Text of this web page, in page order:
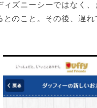
ズニーシーではなく
のこと。その後、遅